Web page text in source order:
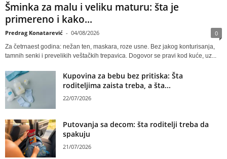
Šminka za malu i veliku maturu: šta je
primereno i kako...
Predrag Konatarević - 04/08/2026 0
Za četrnaest godina: nežan ten, maskara, roze usne. Bez jakog konturisanja,
tamnih senki i prevelikih veštačkih trepavica. Dogovor se pravi kod kuće, uz...
Kupovina za bebu bez pritiska: Šta
roditeljima zaista treba, a šta...
22/07/2026
Putovanja sa decom: šta roditelji treba da
spakuju
21/07/2026